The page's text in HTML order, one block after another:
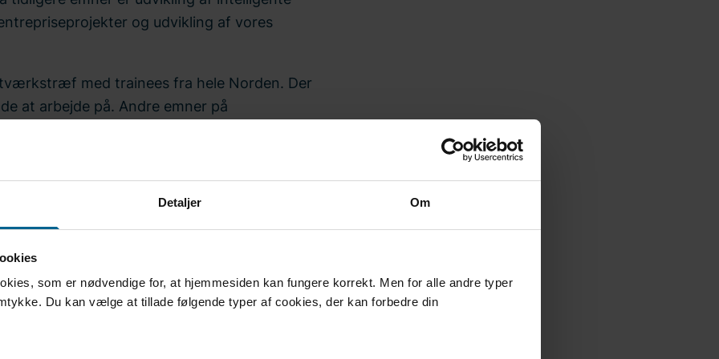
Detaljer Om
som er nødvendige for, at hjemmesiden kan fungere korrekt. Men for alle andre typer
Du kan vælge at tillade følgende typer af cookies, der kan forbedre din
og udvikling af vores
med trainees fra hele Norden. Der
at arbejde på. Andre emner på
Uddannelsesserien afsluttes med
af det projektarbejde, du har
andre nyuudannede talenter som ledende
for at opbygge dit eget netværk hos
inden for Bravida efter